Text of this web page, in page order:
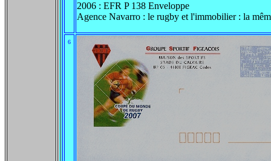
2006 : EFR P 138 Enveloppe
Agence Navarro : le rugby et l'immobilier : la
6